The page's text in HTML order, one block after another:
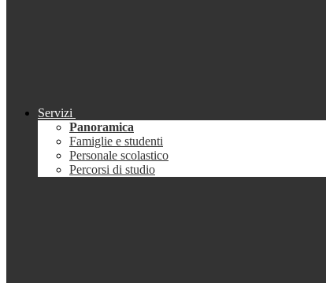
Servizi
Panoramica
Famiglie e studenti
Personale scolastico
Percorsi di studio